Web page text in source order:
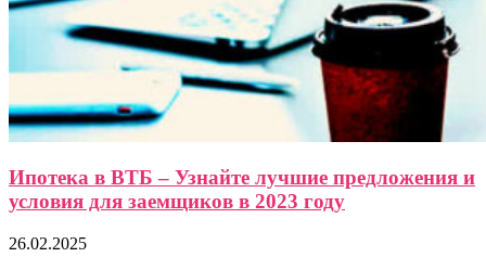
Ипотека в ВТБ – Узнайте лучшие предложения и
условия для заемщиков в 2023 году
26.02.2025